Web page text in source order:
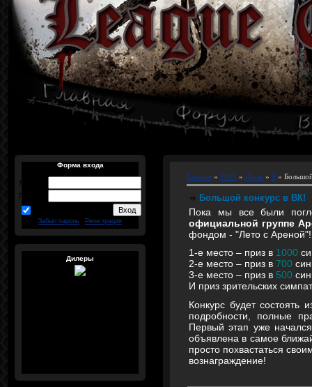
Форма входа
Логин:
Пароль:
Забыл пароль Регистрация
Дилеры
Главная » 2019 » Июль » 9 »
Большой конкурс в ВК!
Пока мы все были
официальной группе
фондом - "Лето с Ареной"!
1-е место – приз в 1000
2-е место – приз в 700
3-е место – приз в 500
И приз зрительских
Конкурс будет состоять
подробности, полные
Первый этап уже
объявлена в самое
просто похвастаться
вознаграждение!